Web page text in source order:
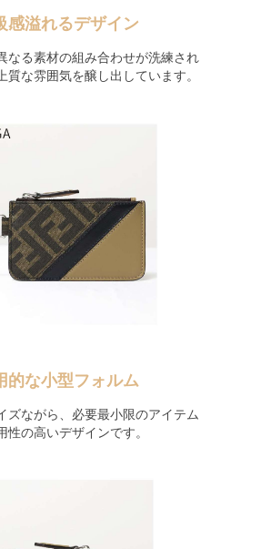
感溢れるデザイン
なる素材の組み合わせが洗練され
質な雰囲気を醸し出しています。
的な小型フォルム
ズながら、必要最小限のアイテム
性の高いデザインです。